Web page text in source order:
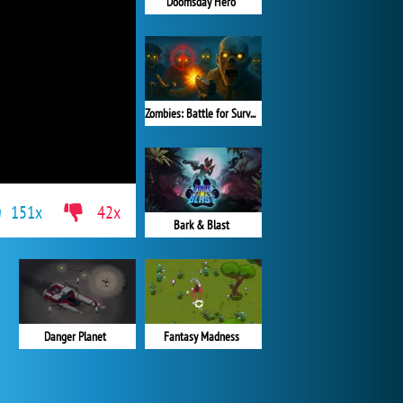
Zombies: Battle for Survival
Bark & Blast
Fantasy Madness
Danger Planet
151x 42x